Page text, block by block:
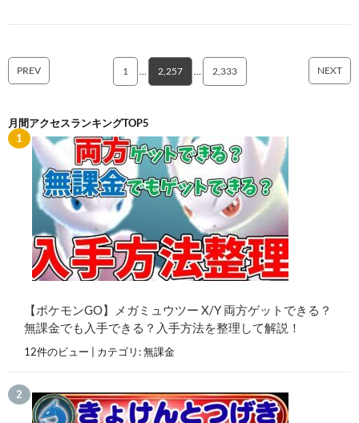
PREV 1 2,257 2,333 NEXT
月間アクセスランキングTOP5
【ポケモンGO】メガミュウツー X/Y 両方ゲットできる？
無課金でも入手できる？入手方法を整理して解説！
12件のビュー カテゴリ:無課金